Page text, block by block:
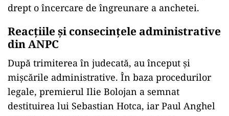
drept o încercare de îngreunare a anchetei.
Reacțiile și consecințele administrative
din ANPC
După trimiterea în judecată, au început și
mișcările administrative. În baza procedurilor
legale, premierul Ilie Bolojan a semnat
destituirea lui Sebastian Hotca, iar Paul Anghel